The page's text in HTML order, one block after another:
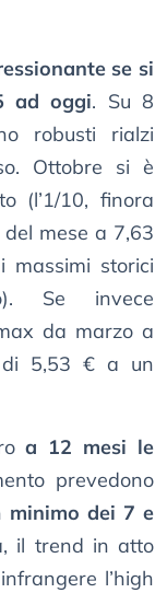
se si
ad oggi. Su 8
robusti rialzi
Ottobre si è
(l’1/10, finora
mese a 7,63
storici
Se invece
da marzo a
di 5,53 € a un
a 12 mesi le
prevedono
minimo dei 7 e
il trend in atto
l’high